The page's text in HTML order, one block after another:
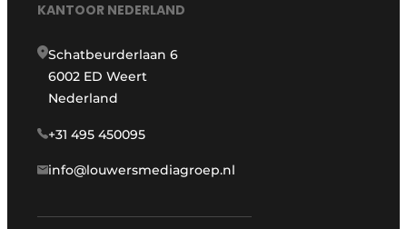
KANTOOR NEDERLAND
Schatbeurderlaan 6
6002 ED Weert
Nederland
+31 495 450095
info@louwersmediagroep.nl